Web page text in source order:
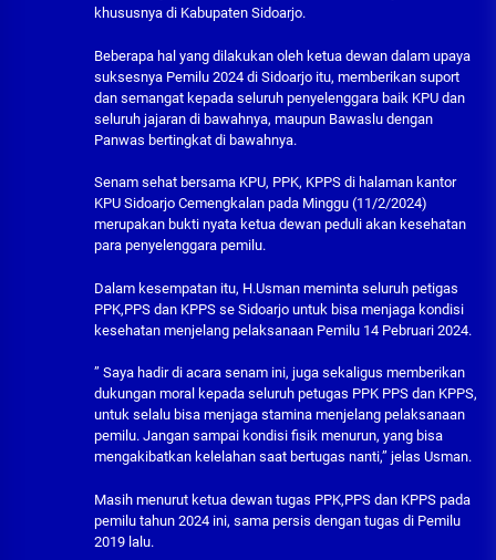
khususnya di Kabupaten Sidoarjo.
Beberapa hal yang dilakukan oleh ketua dewan dalam upaya
suksesnya Pemilu 2024 di Sidoarjo itu, memberikan suport
dan semangat kepada seluruh penyelenggara baik KPU dan
seluruh jajaran di bawahnya, maupun Bawaslu dengan
Panwas bertingkat di bawahnya.
Senam sehat bersama KPU, PPK, KPPS di halaman kantor
KPU Sidoarjo Cemengkalan pada Minggu (11/2/2024)
merupakan bukti nyata ketua dewan peduli akan kesehatan
para penyelenggara pemilu.
Dalam kesempatan itu, H.Usman meminta seluruh petigas
PPK,PPS dan KPPS se Sidoarjo untuk bisa menjaga kondisi
kesehatan menjelang pelaksanaan Pemilu 14 Pebruari 2024.
” Saya hadir di acara senam ini, juga sekaligus memberikan
dukungan moral kepada seluruh petugas PPK PPS dan KPPS,
untuk selalu bisa menjaga stamina menjelang pelaksanaan
pemilu. Jangan sampai kondisi fisik menurun, yang bisa
mengakibatkan kelelahan saat bertugas nanti,” jelas Usman.
Masih menurut ketua dewan tugas PPK,PPS dan KPPS pada
pemilu tahun 2024 ini, sama persis dengan tugas di Pemilu
2019 lalu.